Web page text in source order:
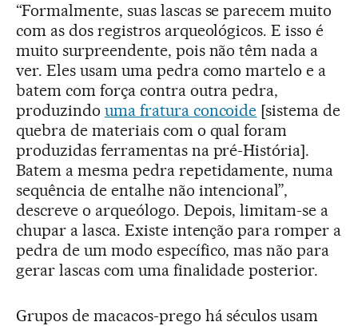
“Formalmente, suas lascas se parecem muito
com as dos registros arqueológicos. E isso é
muito surpreendente, pois não têm nada a
ver. Eles usam uma pedra como martelo e a
batem com força contra outra pedra,
produzindo uma fratura concoide [sistema de
quebra de materiais com o qual foram
produzidas ferramentas na pré-História].
Batem a mesma pedra repetidamente, numa
sequência de entalhe não intencional”,
descreve o arqueólogo. Depois, limitam-se a
chupar a lasca. Existe intenção para romper a
pedra de um modo específico, mas não para
gerar lascas com uma finalidade posterior.
Grupos de macacos-prego há séculos usam